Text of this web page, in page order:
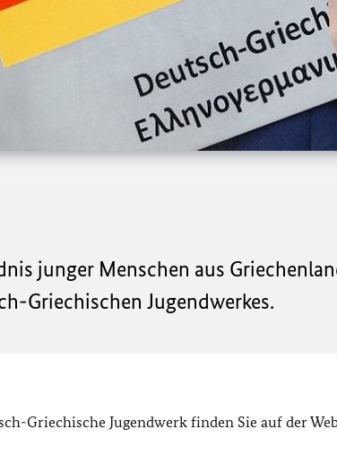
junger Menschen aus
Griechischen Jugendwerkes.
Griechische Jugendwerk finden Sie auf der